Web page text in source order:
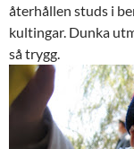
återhållen studs i
kultingar. Dunka
så trygg.